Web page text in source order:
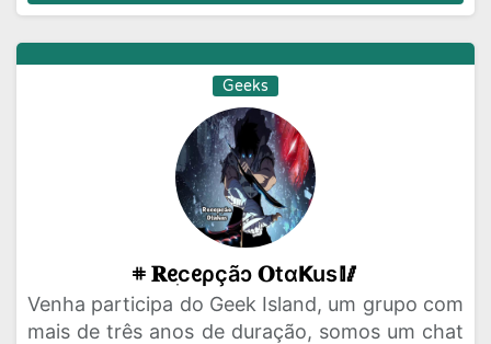
Geeks
𖥻 𝐑ᧉׅcᧉρçãɔ 𝐎tɑ𝗞us🥢
Venha participa do Geek Island, um grupo com
mais de três anos de duração, somos um chat